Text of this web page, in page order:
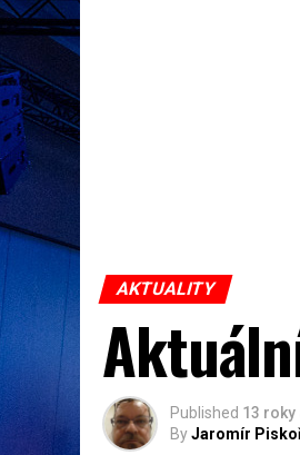
AKTUALITY
Published 13 roky
ByJaromír